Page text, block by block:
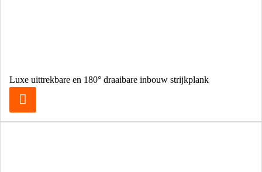
Luxe uittrekbare en 180° draaibare inbouw strijkplank